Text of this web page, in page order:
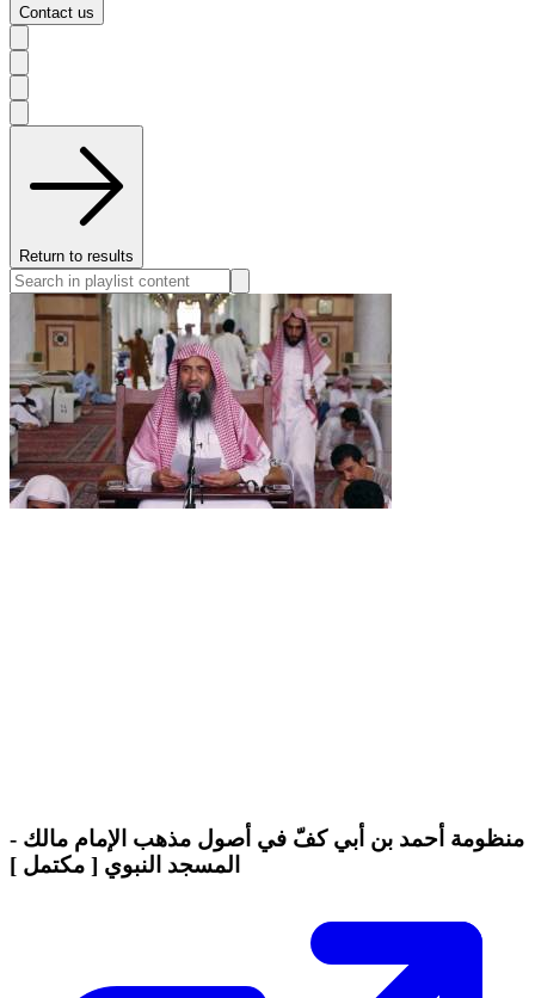
Contact us
Return to results
منظومة أحمد بن أبي كفّ في أصول مذهب الإمام مالك -
المسجد النبوي [ مكتمل ]